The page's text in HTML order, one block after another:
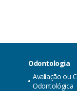
Odontologia
Avaliação ou
Odontológica